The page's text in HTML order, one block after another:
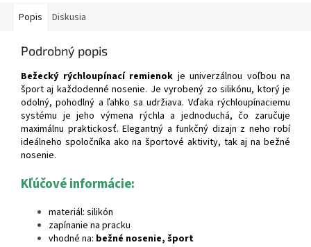
Popis Diskusia
Podrobný popis
Bežecký rýchloupínací remienok je univerzálnou voľbou na
šport aj každodenné nosenie. Je vyrobený zo silikónu, ktorý je
odolný, pohodlný a ľahko sa udržiava. Vďaka rýchloupínaciemu
systému je jeho výmena rýchla a jednoduchá, čo zaručuje
maximálnu praktickosť. Elegantný a funkčný dizajn z neho robí
ideálneho spoločníka ako na športové aktivity, tak aj na bežné
nosenie.
Kľúčové informácie:
materiál: silikón
zapínanie na pracku
vhodné na: bežné nosenie, šport